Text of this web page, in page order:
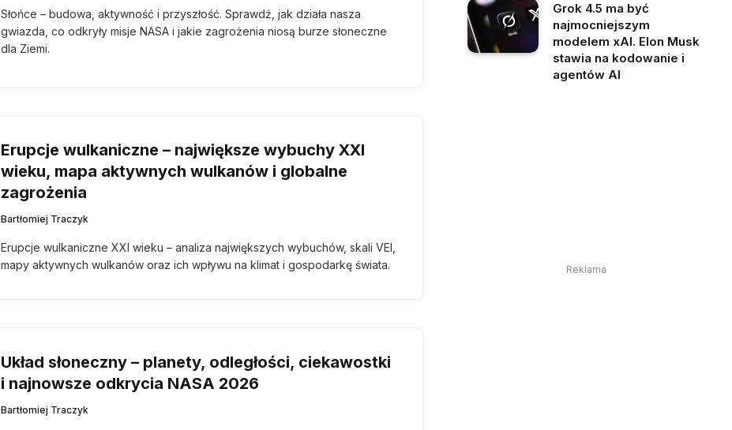
Słońce – budowa, aktywność i przyszłość. Sprawdź, jak działa nasza
gwiazda, co odkryły misje NASA i jakie zagrożenia niosą burze słoneczne
dla Ziemi.
Erupcje wulkaniczne – największe wybuchy XXI
wieku, mapa aktywnych wulkanów i globalne
zagrożenia
Bartłomiej Traczyk
Erupcje wulkaniczne XXI wieku – analiza największych wybuchów, skali VEI,
mapy aktywnych wulkanów oraz ich wpływu na klimat i gospodarkę świata.
Układ słoneczny – planety, odległości, ciekawostki
i najnowsze odkrycia NASA 2026
Bartłomiej Traczyk
Grok 4.5 ma być
najmocniejszym
modelem xAI. Elon Musk
stawia na kodowanie i
agentów AI
Reklama